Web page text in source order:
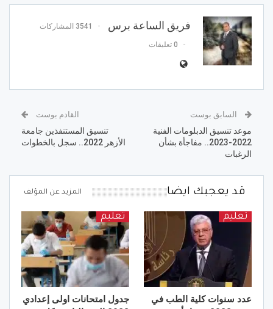
فريق الساعة برس 3541 المشاركات
0 تعليقات
السابق بوست
موعد تنسيق الدبلومات الفنية
2022-2023.. مفاجأة بشأن
الرغبات
القادم بوست
تنسيق المستنفذين جامعة
الأزهر 2022.. سجل بالخطوات
قد يعجبك ايضا المزيد عن المؤلف
تعليم
عدد سنوات كلية الطب في
تعليم
جدول امتحانات اولى إعدادي